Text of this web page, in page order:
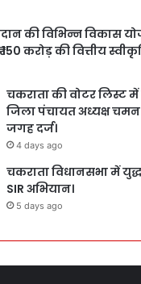
की विभिन्न विकास
करोड़ की वित्तीय
चकराता की वोटर लिस्ट में
जिला पंचायत अध्यक्ष चमन
जगह दर्ज।
4 days ago
चकराता विधानसभा में
SIR अभियान।
5 days ago